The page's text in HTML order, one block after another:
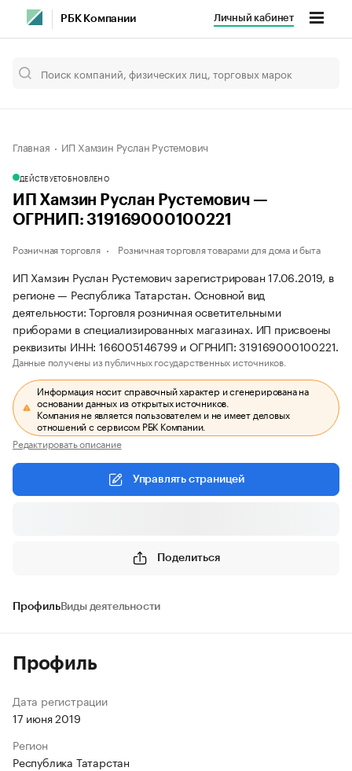
РБК Компании Личный кабинет
Главная ИП Хамзин Руслан Рустемович
ДЕЙСТВУЕТОБНОВЛЕНО
ИП Хамзин Руслан Рустемович —
ОГРНИП: 319169000100221
Розничная торговля Розничная торговля товарами для дома и быта
ИП Хамзин Руслан Рустемович зарегистрирован 17.06.2019, в
регионе — Республика Татарстан. Основной вид
деятельности: Торговля розничная осветительными
приборами в специализированных магазинах. ИП присвоены
реквизиты ИНН: 166005146799 и ОГРНИП: 319169000100221.
Данные получены из публичных государственных источников.
Информация носит справочный характер и сгенерирована на
основании данных из открытых источников.
Компания не является пользователем и не имеет деловых
отношений с сервисом РБК Компании.
Редактировать описание
Управлять страницей
Поделиться
ПрофильВиды деятельности
Профиль
Дата регистрации
17 июня 2019
Регион
Республика Татарстан